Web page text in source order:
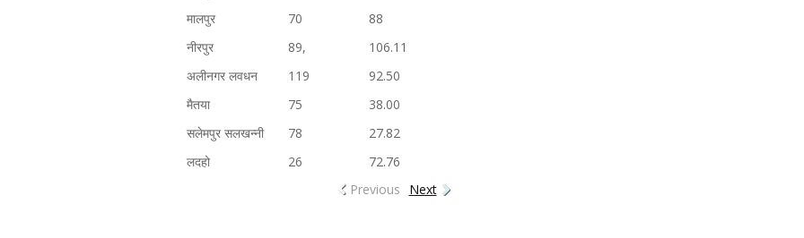
मालपुर
70
88
नीरपुर
89,
106.11
अलीनगर लवधन
119
92.50
मैतया
75
38.00
सलेमपुर सलखन्नी
78
27.82
लदहो
26
72.76
Previous
Next